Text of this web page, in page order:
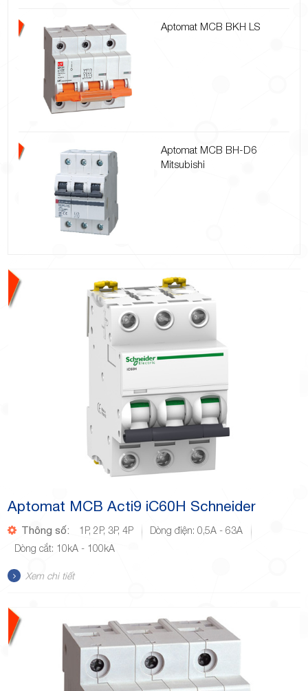
Aptomat MCB BKH LS
Aptomat MCB BH-D6
Mitsubishi
Aptomat MCB Acti9 iC60H Schneider
Thông số: 1P, 2P, 3P, 4P
Dòng điện: 0,5A - 63A
Dòng cắt: 10kA - 100kA
Xem chi tiết